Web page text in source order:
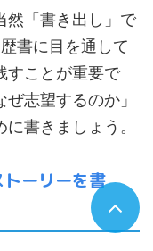
然「書き出し」で
書に目を通して
すことが重要で
志望するのか」
書きましょう。
トーリーを書